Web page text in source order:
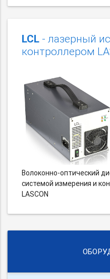
LCL - лазерный
контроллером
Волоконно-оптический
системой измерения и
LASCON